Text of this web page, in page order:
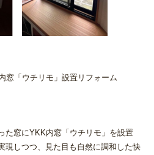
窓「ウチリモ」設置リフォーム
た窓にYKK内窓「ウチリモ」を設置
現しつつ、見た目も自然に調和した快